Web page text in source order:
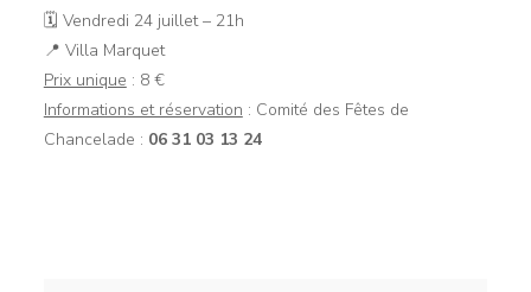
🗓 Vendredi 24 juillet – 21h
📍 Villa Marquet
Prix unique : 8 €
Informations et réservation : Comité des Fêtes de
Chancelade : 06 31 03 13 24